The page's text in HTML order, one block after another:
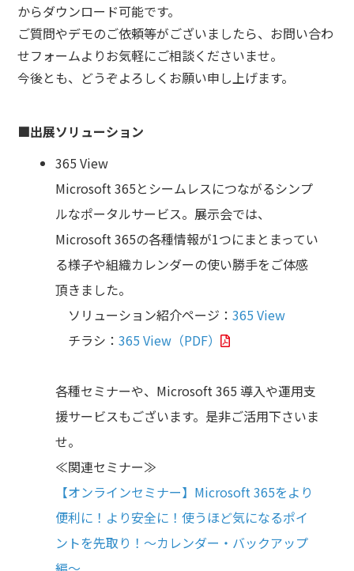
からダウンロード可能です。
ご質問やデモのご依頼等がございましたら、お問い合わ
せフォームよりお気軽にご相談くださいませ。
今後とも、どうぞよろしくお願い申し上げます。
■出展ソリューション
365 View
Microsoft 365とシームレスにつながるシンプ
ルなポータルサービス。展示会では、
Microsoft 365の各種情報が1つにまとまってい
る様子や組織カレンダーの使い勝手をご体感
頂きました。
ソリューション紹介ページ：365 View
チラシ：365 View（PDF）
各種セミナーや、Microsoft 365 導入や運用支
援サービスもございます。是非ご活用下さいま
せ。
≪関連セミナー≫
【オンラインセミナー】Microsoft 365をより
便利に！より安全に！使うほど気になるポイ
ントを先取り！～カレンダー・バックアップ